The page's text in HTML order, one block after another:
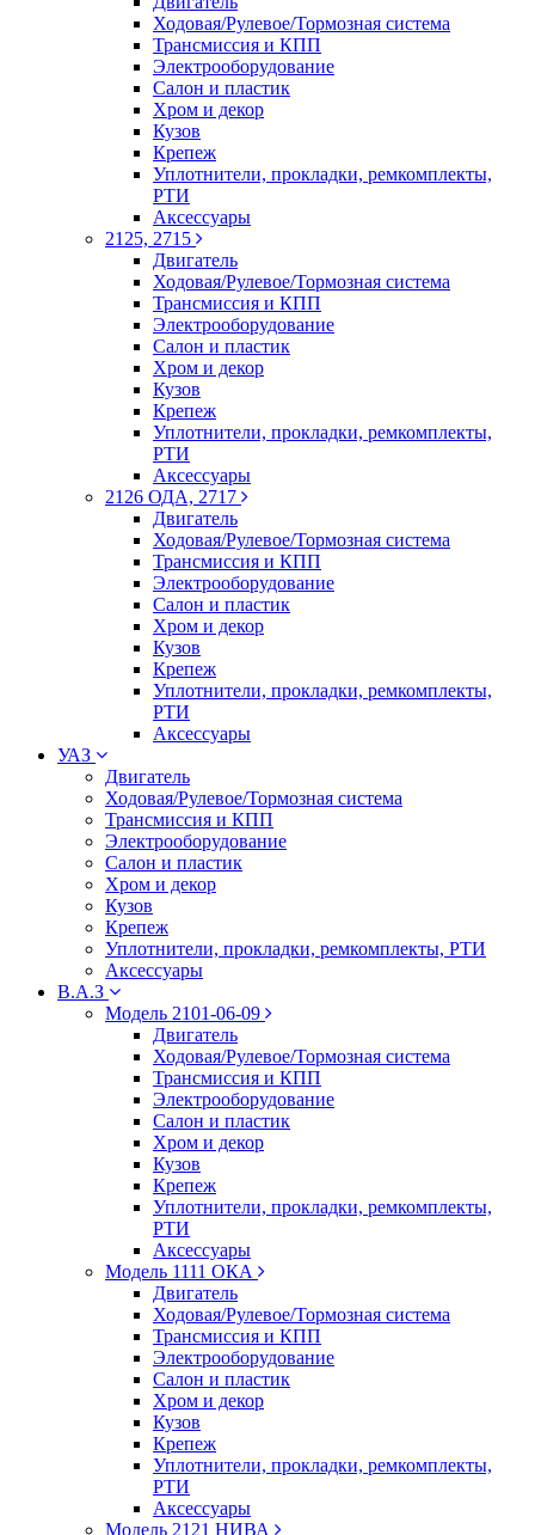
Ходовая/Рулевое/Тормозная система
Трансмиссия и КПП
Электрооборудование
Салон и пластик
Хром и декор
Кузов
Крепеж
Уплотнители, прокладки, ремкомплекты,
РТИ
Аксессуары
2125, 2715
Двигатель
Ходовая/Рулевое/Тормозная система
Трансмиссия и КПП
Электрооборудование
Салон и пластик
Хром и декор
Кузов
Крепеж
Уплотнители, прокладки, ремкомплекты,
РТИ
Аксессуары
2126 ОДА, 2717
Двигатель
Ходовая/Рулевое/Тормозная система
Трансмиссия и КПП
Электрооборудование
Салон и пластик
Хром и декор
Кузов
Крепеж
Уплотнители, прокладки, ремкомплекты,
РТИ
Аксессуары
УАЗ
Двигатель
Ходовая/Рулевое/Тормозная система
Трансмиссия и КПП
Электрооборудование
Салон и пластик
Хром и декор
Кузов
Крепеж
Уплотнители, прокладки, ремкомплекты, РТИ
Аксессуары
В.А.З
Модель 2101-06-09
Двигатель
Ходовая/Рулевое/Тормозная система
Трансмиссия и КПП
Электрооборудование
Салон и пластик
Хром и декор
Кузов
Крепеж
Уплотнители, прокладки, ремкомплекты,
РТИ
Аксессуары
Модель 1111 ОКА
Двигатель
Ходовая/Рулевое/Тормозная система
Трансмиссия и КПП
Электрооборудование
Салон и пластик
Хром и декор
Кузов
Крепеж
Уплотнители, прокладки, ремкомплекты,
РТИ
Аксессуары
Модель 2121 НИВА